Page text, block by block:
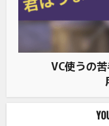
VC使うの